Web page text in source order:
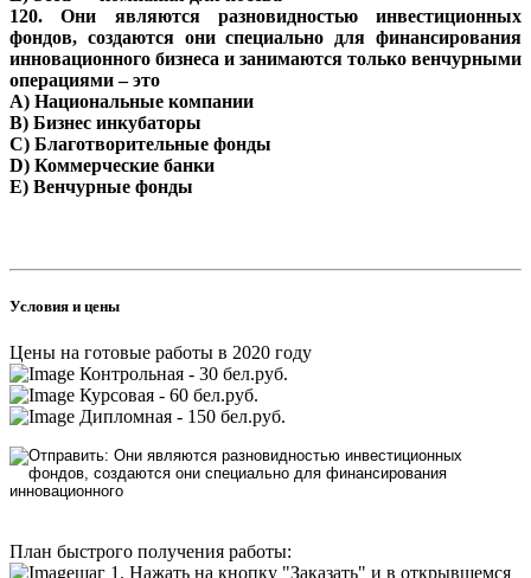
120. Они являются разновидностью инвестиционных
фондов, создаются они специально для финансирования
инновационного бизнеса и занимаются только венчурными
операциями – это
A) Национальные компании
B) Бизнес инкубаторы
C) Благотворительные фонды
D) Коммерческие банки
E) Венчурные фонды
Условия и цены
Цены на готовые работы в 2020 году
Контрольная - 30 бел.руб.
Курсовая - 60 бел.руб.
Дипломная - 150 бел.руб.
План быстрого получения работы:
шаг 1. Нажать на кнопку "Заказать" и в открывшемся